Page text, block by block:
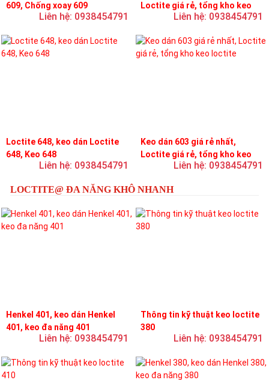
609, Chống xoay 609
Liên hệ: 0938454791
Loctite giá rẻ, tổng kho keo
Liên hệ: 0938454791
Loctite 648, keo dán Loctite
648, Keo 648
Liên hệ: 0938454791
Keo dán 603 giá rẻ nhất,
Loctite giá rẻ, tổng kho keo
Liên hệ: 0938454791
LOCTITE@ ĐA NĂNG KHÔ NHANH
Henkel 401, keo dán Henkel
401, keo đa năng 401
Liên hệ: 0938454791
Thông tin kỹ thuật keo loctite
380
Liên hệ: 0938454791